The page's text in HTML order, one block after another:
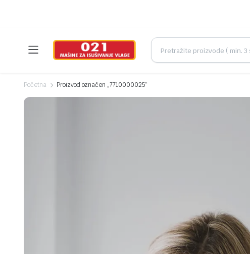
Početna Proizvod označen „7710000025“